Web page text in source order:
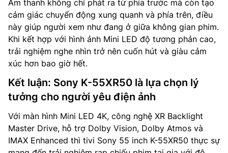
Âm thanh không chỉ phát ra từ phía trước mà còn tạo
cảm giác chuyển động xung quanh và phía trên, điều
này giúp người xem như đang ở giữa không gian phim.
Khi kết hợp với hình ảnh Mini LED độ tương phản cao,
trải nghiệm nghe nhìn trở nên cuốn hút và giàu cảm
xúc hơn bao giờ hết.
Kết luận: Sony K-55XR50 là lựa chọn lý
tưởng cho người yêu điện ảnh
Với màn hình Mini LED 4K, công nghệ XR Backlight
Master Drive, hỗ trợ Dolby Vision, Dolby Atmos và
IMAX Enhanced thì tivi Sony 55 inch K-55XR50 thực sự